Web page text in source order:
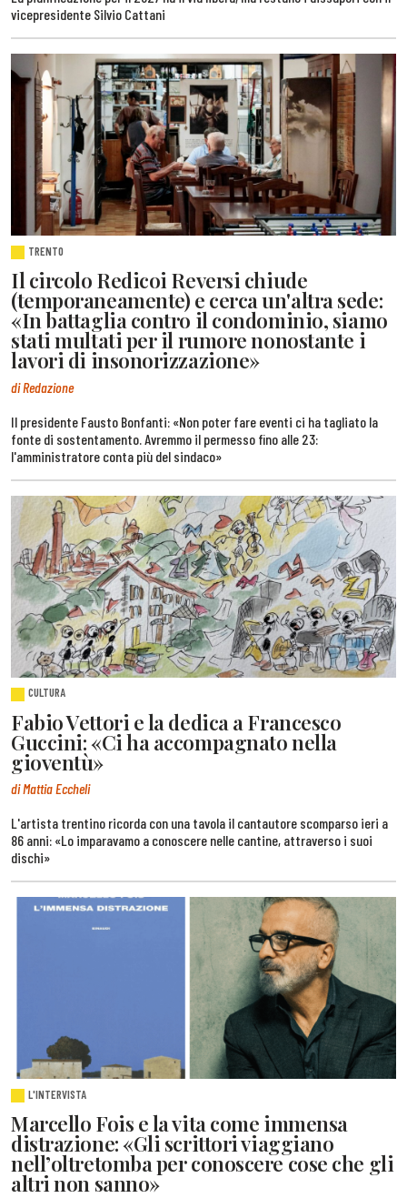
vicepresidente Silvio Cattani
TRENTO
Il circolo Redicoi Reversi chiude
(temporaneamente) e cerca un'altra sede:
«In battaglia contro il condominio, siamo
stati multati per il rumore nonostante i
lavori di insonorizzazione»
di Redazione
Il presidente Fausto Bonfanti: «Non poter fare eventi ci ha tagliato la
fonte di sostentamento. Avremmo il permesso fino alle 23:
l'amministratore conta più del sindaco»
CULTURA
Fabio Vettori e la dedica a Francesco
Guccini: «Ci ha accompagnato nella
gioventù»
di Mattia Eccheli
L'artista trentino ricorda con una tavola il cantautore scomparso ieri a
86 anni: «Lo imparavamo a conoscere nelle cantine, attraverso i suoi
dischi»
L'INTERVISTA
Marcello Fois e la vita come immensa
distrazione: «Gli scrittori viaggiano
nell’oltretomba per conoscere cose che gli
altri non sanno»